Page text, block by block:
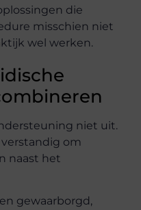
die
misschien niet
wel werken.
niet uit.
om
naast het
gewaarborgd,